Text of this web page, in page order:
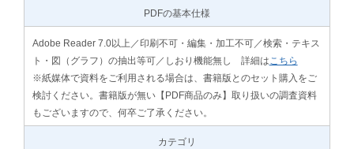
PDFの基本仕様
Adobe Reader 7.0以上／印刷不可・編集・加工不可／検索・テキス
ト・図（グラフ）の抽出等可／しおり機能無し 詳細はこちら
※紙媒体で資料をご利用される場合は、書籍版とのセット購入をご
検討ください。書籍版が無い【PDF商品のみ】取り扱いの調査資料
もございますので、何卒ご了承ください。
カテゴリ